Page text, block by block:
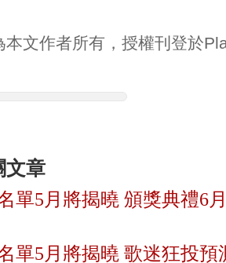
本文作者所有，授權刊登於
文章
單5月將揭曉 頒獎典禮6
單5月將揭曉 歌迷狂投預